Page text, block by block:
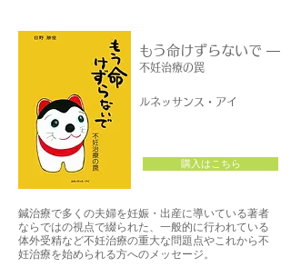
もう命けずらないで —
不妊治療の罠
ルネッサンス・アイ
購入はこちら
鍼治療で多くの夫婦を妊娠・出産に導いている著者
ならではの視点で綴られた、一般的に行われている
体外受精など不妊治療の重大な問題点やこれから不
妊治療を始められる方へのメッセージ。